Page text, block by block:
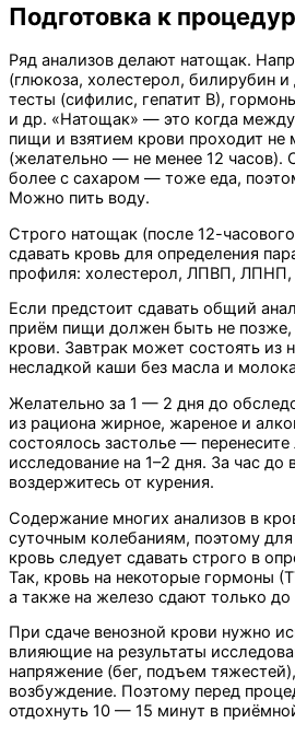
Подготовка к
Ряд анализов делают натощак.
(глюкоза, холестерол, билирубин
тесты (сифилис, гепатит В),
и др. «Натощак» — это когда
пищи и взятием крови проходит не
(желательно — не менее 12 часов).
более с сахаром — тоже еда,
Можно пить воду.
Строго натощак (после 12-
сдавать кровь для определения
профиля: холестерол, ЛПВП, ЛПНП,
Если предстоит сдавать общий
приём пищи должен быть не позже,
крови. Завтрак может состоять из
несладкой каши без масла и
Желательно за 1 — 2 дня до
из рациона жирное, жареное и
состоялось застолье —
исследование на 1–2 дня. За час до
воздержитесь от курения.
Содержание многих анализов в
суточным колебаниям, поэтому
кровь следует сдавать строго в
Так, кровь на некоторые гормоны
а также на железо сдают только до
При сдаче венозной крови нужно
влияющие на результаты
напряжение (бег, подъем
возбуждение. Поэтому перед
отдохнуть 10 — 15 минут в